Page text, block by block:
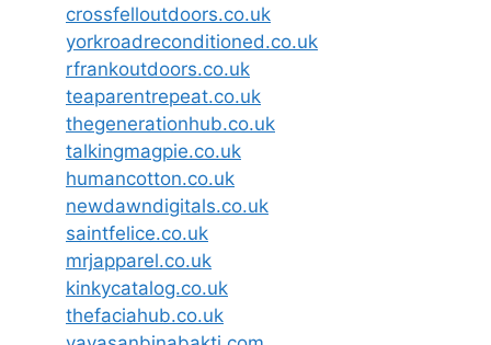
crossfelloutdoors.co.uk
yorkroadreconditioned.co.uk
rfrankoutdoors.co.uk
teaparentrepeat.co.uk
thegenerationhub.co.uk
talkingmagpie.co.uk
humancotton.co.uk
newdawndigitals.co.uk
saintfelice.co.uk
mrjapparel.co.uk
kinkycatalog.co.uk
thefaciahub.co.uk